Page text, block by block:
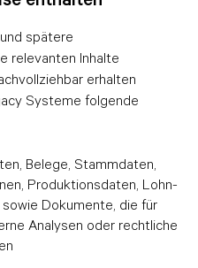
spätere
relevanten Inhalte
erhalten
Systeme folgende
Belege, Stammdaten,
Produktionsdaten, Lohn-
Dokumente, die für
Analysen oder rechtliche